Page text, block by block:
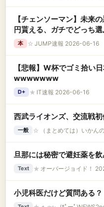
【チェンソーマン】未来
円貰える、ガチでどっち
本 ☆ JUMP速報 2026-06-16
【悲報】W杯でゴミ拾い
wwwwwww
D+ ★ IT速報 2026-06-16
西武ライオンズ、交流戦
一般 ☆ （まとめては）いか
旦那には秘密で避妊薬を
Text ★ オーバージョイド！
小児科医だけど質問ある？